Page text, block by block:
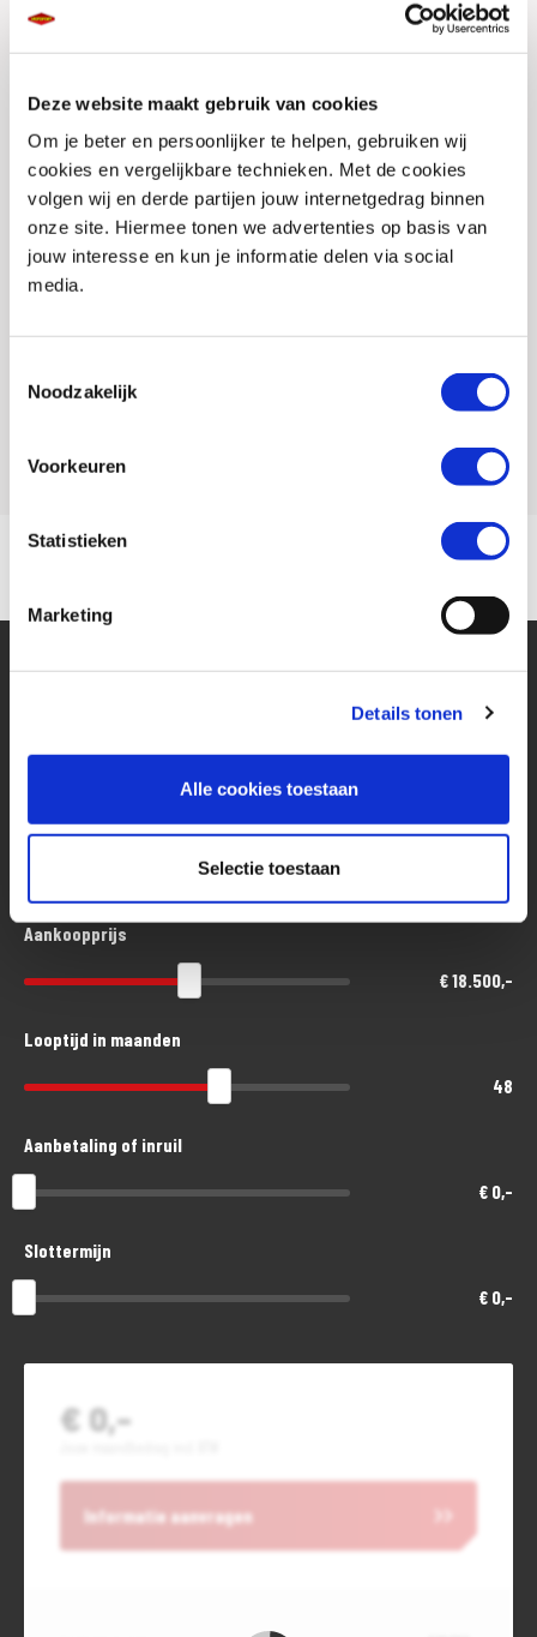
Deze website maakt gebruik van cookies
Om je beter en persoonlijker te helpen, gebruiken wij
cookies en vergelijkbare technieken. Met de cookies
volgen wij en derde partijen jouw internetgedrag binnen
onze site. Hiermee tonen we advertenties op basis van
jouw interesse en kun je informatie delen via social
media.
Noodzakelijk
Voorkeuren
Statistieken
Marketing
Details tonen
Alle cookies toestaan
Selectie toestaan
Alle details van deze Suzuki
Carrosserie
Overig
Tellerstand
0
Btw Marge
B
Bouwjaar
Vestiging
Conditie
Nieuw
Rijbewijs type
Financier deze Suzuki
Eenvoudig, flexibel en verantwoord lenen. Het MotoPort Flexplan.
Aankoopprijs
€ 18.500,-
Looptijd in maanden
48
Aanbetaling of inruil
€ 0,-
Slottermijn
€ 0,-
€ 0,-
Informatie aanvragen